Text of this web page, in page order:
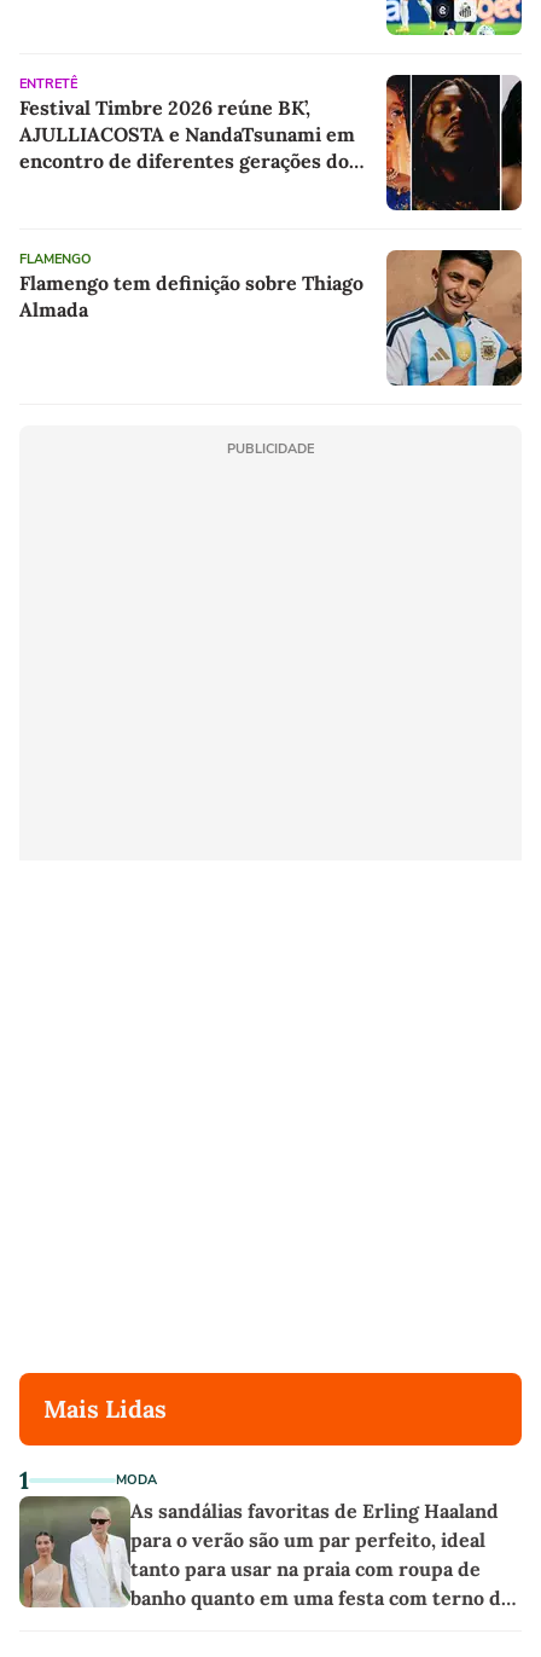
ENTRETÊ
Festival Timbre 2026 reúne BK’,
AJULLIACOSTA e NandaTsunami em
encontro de diferentes gerações do
FLAMENGO
Flamengo tem definição sobre Thiago
Almada
PUBLICIDADE
Mais Lidas
1 MODA
As sandálias favoritas de Erling Haaland
para o verão são um par perfeito, ideal
tanto para usar na praia com roupa de
banho quanto em uma festa com terno de